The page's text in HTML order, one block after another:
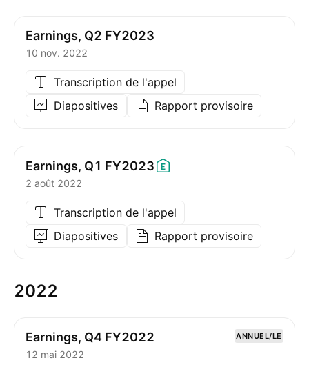
Earnings, Q2 FY2023
10 nov. 2022
Transcription de l'appel
Diapositives
Rapport provisoire
Earnings, Q1 FY2023
2 août 2022
Transcription de l'appel
Diapositives
Rapport provisoire
2022
Earnings, Q4 FY2022 ANNUEL/LE
12 mai 2022